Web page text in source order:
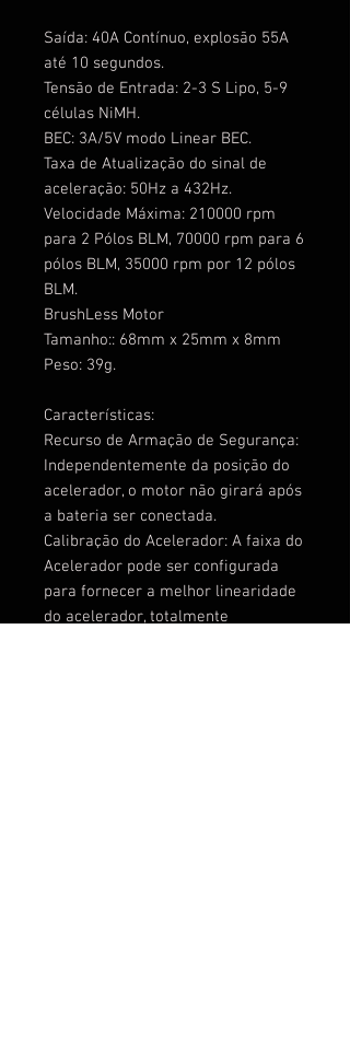
Saída: 40A Contínuo, explosão 55A
até 10 segundos.
Tensão de Entrada: 2-3 S Lipo, 5-9
células NiMH.
BEC: 3A/5V modo Linear BEC.
Taxa de Atualização do sinal de
aceleração: 50Hz a 432Hz.
Velocidade Máxima: 210000 rpm
para 2 Pólos BLM, 70000 rpm para 6
pólos BLM, 35000 rpm por 12 pólos
BLM.
BrushLess Motor
Tamanho:: 68mm x 25mm x 8mm
Peso: 39g.
Características:
Recurso de Armação de Segurança:
Independentemente da posição do
acelerador, o motor não girará após
a bateria ser conectada.
Calibração do Acelerador: A faixa do
Acelerador pode ser configurada
para fornecer a melhor linearidade
do acelerador, totalmente